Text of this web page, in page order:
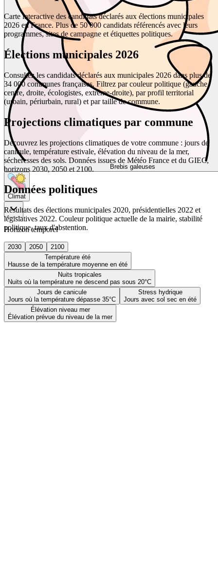
Brebis galeuses
Climat
Horizon temporel
2030 2050
2100
Température été
Hausse de la température moyenne en été
Nuits tropicales
Nuits où la température ne descend pas sous 20°C
Jours de canicule
Jours où la température dépasse 35°C
Stress hydrique
Jours avec sol sec en été
Élévation niveau mer
Élévation prévue du niveau de la mer
Carte interactive des candidats déclarés aux élections municipales
2026 en France. Plus de 50 000 candidats référencés avec leurs
programmes, sites de campagne et étiquettes politiques.
Élections municipales 2026
Consultez les candidats déclarés aux municipales 2026 dans plus de
34 000 communes françaises. Filtrez par couleur politique (gauche,
centre, droite, écologistes, extrême-droite), par profil territorial
(urbain, périurbain, rural) et par taille de commune.
Projections climatiques par commune
Découvrez les projections climatiques de votre commune : jours de
canicule, température estivale, élévation du niveau de la mer,
sécheresses des sols. Données issues de Météo France et du GIEC,
horizons 2030, 2050 et 2100.
Données politiques
Résultats des élections municipales 2020, présidentielles 2022 et
législatives 2022. Couleur politique actuelle de la mairie, stabilité
politique, taux d'abstention.